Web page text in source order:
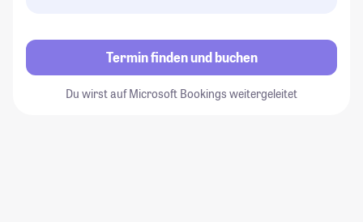
Termin finden und buchen
Du wirst auf Microsoft Bookings weitergeleitet